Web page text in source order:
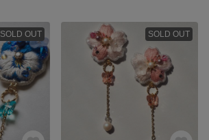
SOLD OUT SOLD OUT